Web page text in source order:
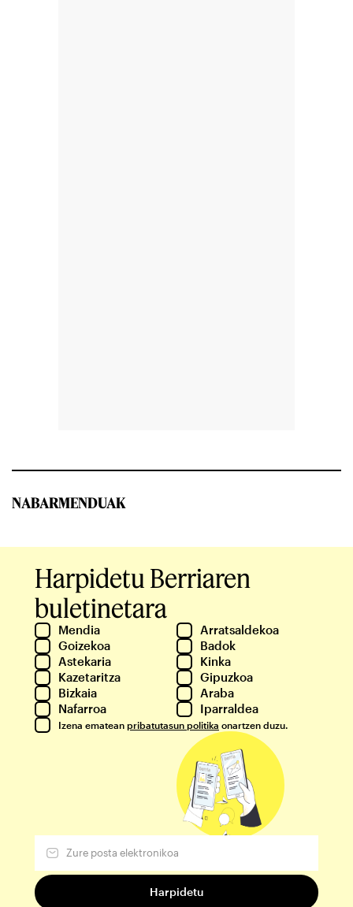
NABARMENDUAK
Harpidetu Berriaren
buletinetara
Mendia
Arratsaldekoa
Goizekoa
Badok
Astekaria
Kinka
Kazetaritza
Gipuzkoa
Bizkaia
Araba
Nafarroa
Iparraldea
Izena ematean pribatutasun politika onartzen duzu.